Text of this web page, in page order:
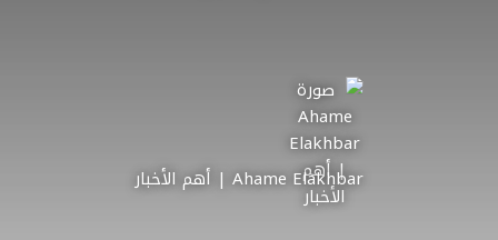
Ahame Elakhbar | أهم الأخبار